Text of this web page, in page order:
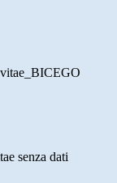
senza dati